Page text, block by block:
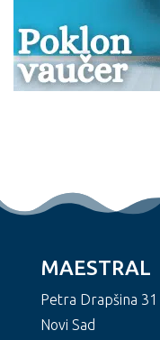
MAESTRAL
Petra Drapšina 31
Novi Sad